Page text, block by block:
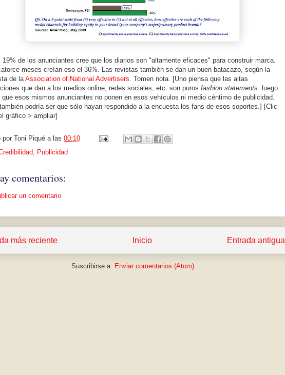
19% de los anunciantes cree que los diarios son "altamente eficaces" para construir marca.
meses creían eso el 36%. Las revistas también se dan un buen batacazo, según la
de laAssociation of National Advertisers. Tomen nota. [Uno piensa que las altas
que dan a los medios online, redes sociales, etc. son puros fashion statements: luego
que esos mismos anunciantes no ponen en esos vehículos ni medio céntimo de publicidad.
podría ser que sólo hayan respondido a la encuesta los fans de esos soportes.] [Clic
gráfico > ampliar]
por Toni Piqué a las 00:10
, Publicidad
comentarios:
un comentario
más reciente Entrada antigua
Inicio
Suscribirse a: Enviar comentarios (Atom)